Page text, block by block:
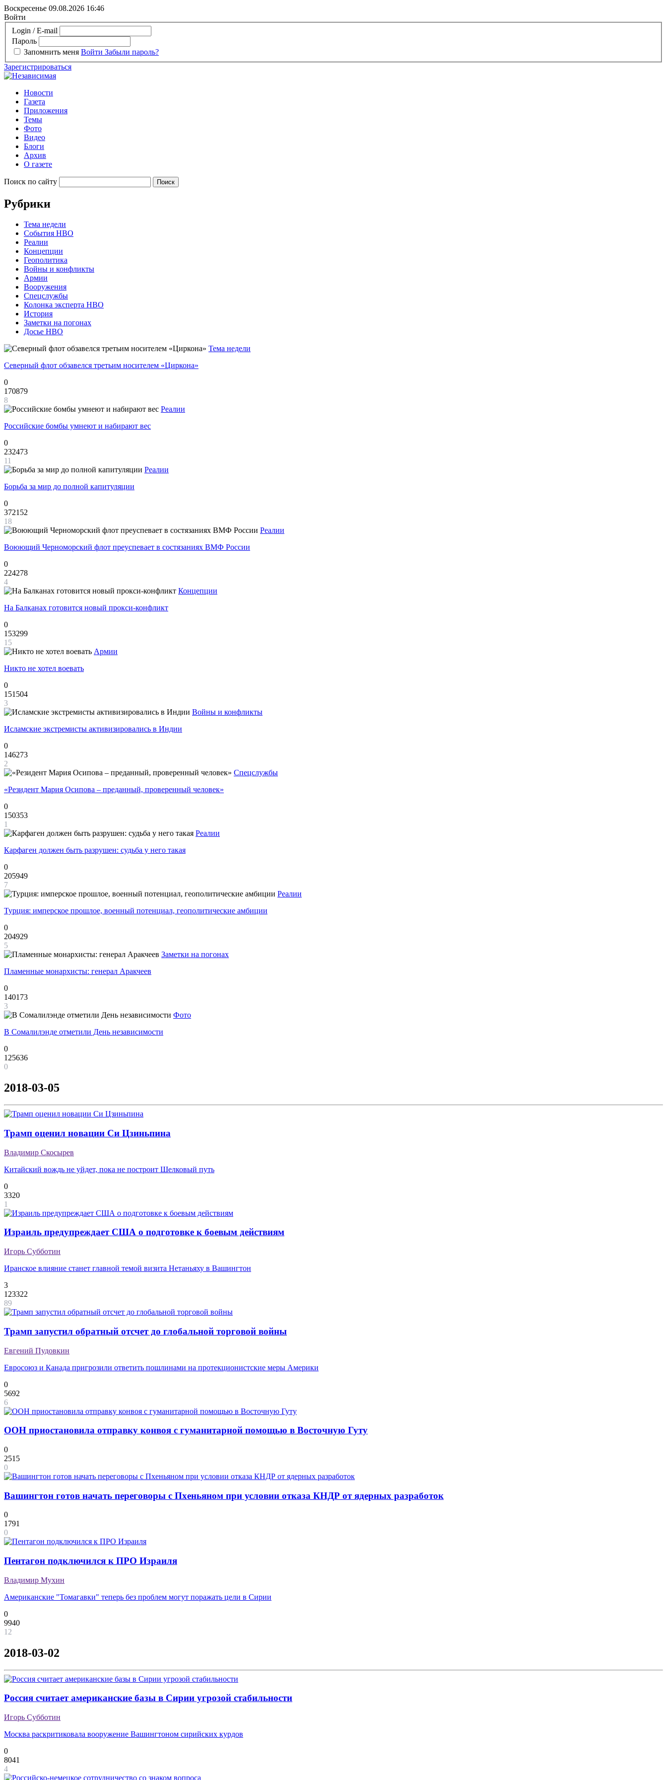
Воскресенье 09.08.2026 16:46
Войти
Login / E-mail
Пароль
Запомнить меня Войти Забыли пароль?
Зарегистрироваться
Новости
Газета
Приложения
Темы
Фото
Видео
Блоги
Архив
О газете
Поиск по сайту
Рубрики
Тема недели
События НВО
Реалии
Концепции
Геополитика
Войны и конфликты
Армии
Вооружения
Спецслужбы
Колонка эксперта НВО
История
Заметки на погонах
Досье НВО
Тема недели
Северный флот обзавелся третьим носителем «Циркона»
0
170879
8
Реалии
Российские бомбы умнеют и набирают вес
0
232473
11
Реалии
Борьба за мир до полной капитуляции
0
372152
18
Реалии
Воюющий Черноморский флот преуспевает в состязаниях ВМФ России
0
224278
4
Концепции
На Балканах готовится новый прокси-конфликт
0
153299
15
Армии
Никто не хотел воевать
0
151504
3
Войны и конфликты
Исламские экстремисты активизировались в Индии
0
146273
2
Спецслужбы
«Резидент Мария Осипова – преданный, проверенный человек»
0
150353
1
Реалии
Карфаген должен быть разрушен: судьба у него такая
0
205949
7
Реалии
Турция: имперское прошлое, военный потенциал, геополитические амбиции
0
204929
5
Заметки на погонах
Пламенные монархисты: генерал Аракчеев
0
140173
3
Фото
В Сомалилэнде отметили День независимости
0
125636
0
2018-03-05
Трамп оценил новации Си Цзиньпина
Владимир Скосырев
Китайский вождь не уйдет, пока не построит Шелковый путь
0
3320
1
Израиль предупреждает США о подготовке к боевым действиям
Игорь Субботин
Иранское влияние станет главной темой визита Нетаньяху в Вашингтон
3
123322
89
Трамп запустил обратный отсчет до глобальной торговой войны
Евгений Пудовкин
Евросоюз и Канада пригрозили ответить пошлинами на протекционистские меры Америки
0
5692
6
ООН приостановила отправку конвоя с гуманитарной помощью в Восточную Гуту
0
2515
0
Вашингтон готов начать переговоры с Пхеньяном при условии отказа КНДР от ядерных разработок
0
1791
0
Пентагон подключился к ПРО Израиля
Владимир Мухин
Американские "Томагавки" теперь без проблем могут поражать цели в Сирии
0
9940
12
2018-03-02
Россия считает американские базы в Сирии угрозой стабильности
Игорь Субботин
Москва раскритиковала вооружение Вашингтоном сирийских курдов
0
8041
4